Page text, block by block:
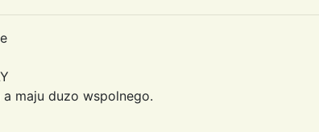
maju duzo wspolnego.